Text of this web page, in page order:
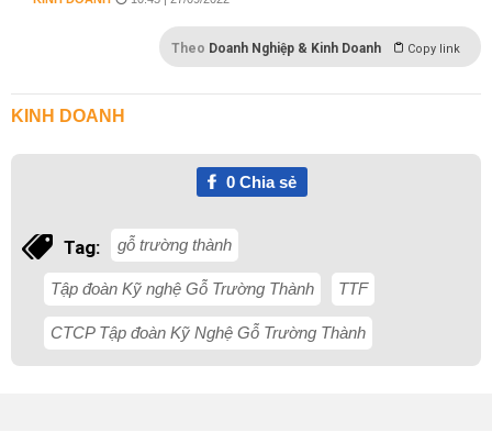
Theo Doanh Nghiệp & Kinh Doanh Copy link
KINH DOANH
0Chia sẻ
Tag: gỗ trường thành
Tập đoàn Kỹ nghệ Gỗ Trường Thành TTF
CTCP Tập đoàn Kỹ Nghệ Gỗ Trường Thành